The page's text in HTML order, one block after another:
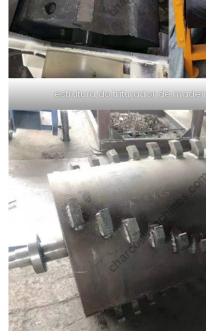
estrutura do triturador de